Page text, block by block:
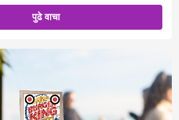
पुढे वाचा